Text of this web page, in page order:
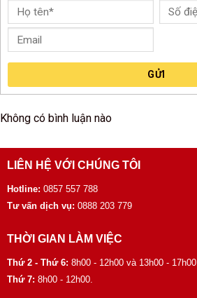
GỬI
Không có bình luận nào
LIÊN HỆ VỚI CHÚNG TÔI
Hotline: 0857 557 788
Tư vấn dịch vụ: 0888 203 779
THỜI GIAN LÀM VIỆC
Thứ 2 - Thứ 6: 8h00 - 12h00 và 13h00 - 17h00.
Thứ 7: 8h00 - 12h00.